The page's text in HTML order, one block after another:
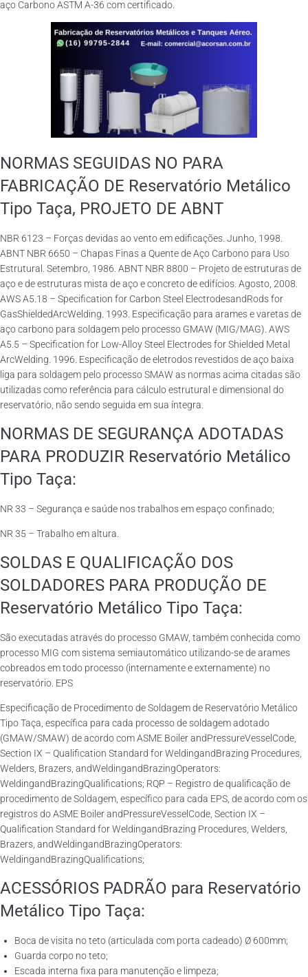
aço Carbono ASTM A-36 com certificado.
NORMAS SEGUIDAS NO PARA
FABRICAÇÃO DE Reservatório Metálico
Tipo Taça, PROJETO DE ABNT
NBR 6123 – Forças devidas ao vento em edificações. Junho, 1998.
ABNT NBR 6650 – Chapas Finas a Quente de Aço Carbono para Uso
Estrutural. Setembro, 1986. ABNT NBR 8800 – Projeto de estruturas de
aço e de estruturas mista de aço e concreto de edifícios. Agosto, 2008.
AWS A5.18 – Specification for Carbon Steel ElectrodesandRods for
GasShieldedArcWelding. 1993. Especificação para arames e varetas de
aço carbono para soldagem pelo processo GMAW (MIG/MAG). AWS
A5.5 – Specification for Low-Alloy Steel Electrodes for Shielded Metal
ArcWelding. 1996. Especificação de eletrodos revestidos de aço baixa
liga para soldagem pelo processo SMAW as normas acima citadas são
utilizadas como referência para cálculo estrutural e dimensional do
reservatório, não sendo seguida em sua íntegra.
NORMAS DE SEGURANÇA ADOTADAS
PARA PRODUZIR Reservatório Metálico
Tipo Taça:
NR 33 – Segurança e saúde nos trabalhos em espaço confinado;
NR 35 – Trabalho em altura.
SOLDAS E QUALIFICAÇÃO DOS
SOLDADORES PARA PRODUÇÃO DE
Reservatório Metálico Tipo Taça:
São executadas através do processo GMAW, também conhecida como
processo MIG com sistema semiautomático utilizando-se de arames
cobreados em todo processo (internamente e externamente) no
reservatório. EPS
Especificação de Procedimento de Soldagem de Reservatório Metálico
Tipo Taça, específica para cada processo de soldagem adotado
(GMAW/SMAW) de acordo com ASME Boiler andPressureVesselCode,
Section IX – Qualification Standard for WeldingandBrazing Procedures,
Welders, Brazers, andWeldingandBrazingOperators:
WeldingandBrazingQualifications; RQP – Registro de qualificação de
procedimento de Soldagem, específico para cada EPS, de acordo com os
registros do ASME Boiler andPressureVesselCode, Section IX –
Qualification Standard for WeldingandBrazing Procedures, Welders,
Brazers, andWeldingandBrazingOperators:
WeldingandBrazingQualifications;
ACESSÓRIOS PADRÃO para Reservatório
Metálico Tipo Taça:
Boca de visita no teto (articulada com porta cadeado) Ø 600mm;
Guarda corpo no teto;
Escada interna fixa para manutenção e limpeza;